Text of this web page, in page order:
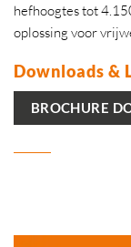
hefhoogtes tot
oplossing voor
Downloads &
BROCHURE